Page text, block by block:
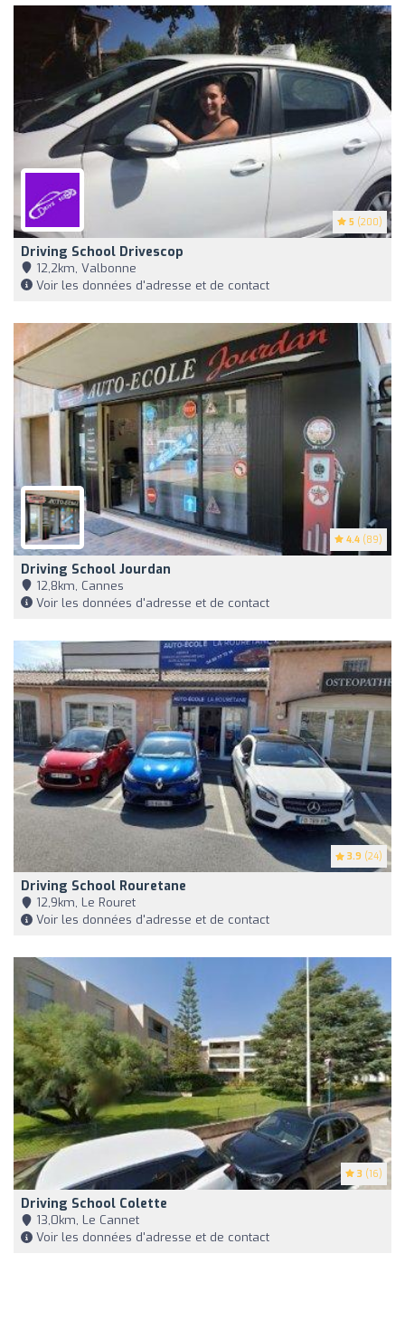
5 (200)
Driving School Drivescop
12,2km, Valbonne
Voir les données d'adresse et de contact
4.4 (89)
Driving School Jourdan
12,8km, Cannes
Voir les données d'adresse et de contact
3.9 (24)
Driving School Rouretane
12,9km, Le Rouret
Voir les données d'adresse et de contact
3 (16)
Driving School Colette
13,0km, Le Cannet
Voir les données d'adresse et de contact